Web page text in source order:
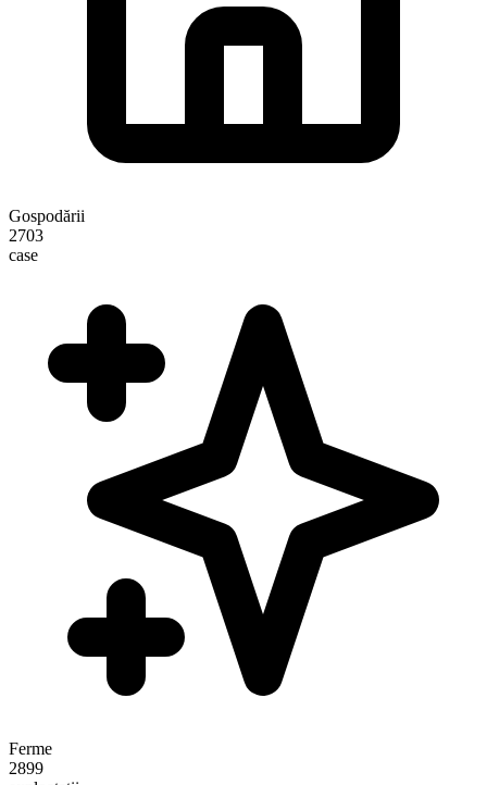
Gospodării
2703
case
Ferme
2899